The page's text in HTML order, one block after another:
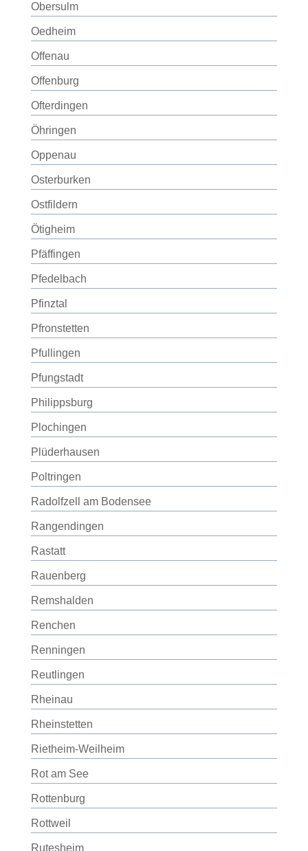
Obersulm
Oedheim
Offenau
Offenburg
Ofterdingen
Öhringen
Oppenau
Osterburken
Ostfildern
Ötigheim
Pfäffingen
Pfedelbach
Pfinztal
Pfronstetten
Pfullingen
Pfungstadt
Philippsburg
Plochingen
Plüderhausen
Poltringen
Radolfzell am Bodensee
Rangendingen
Rastatt
Rauenberg
Remshalden
Renchen
Renningen
Reutlingen
Rheinau
Rheinstetten
Rietheim-Weilheim
Rot am See
Rottenburg
Rottweil
Rutesheim